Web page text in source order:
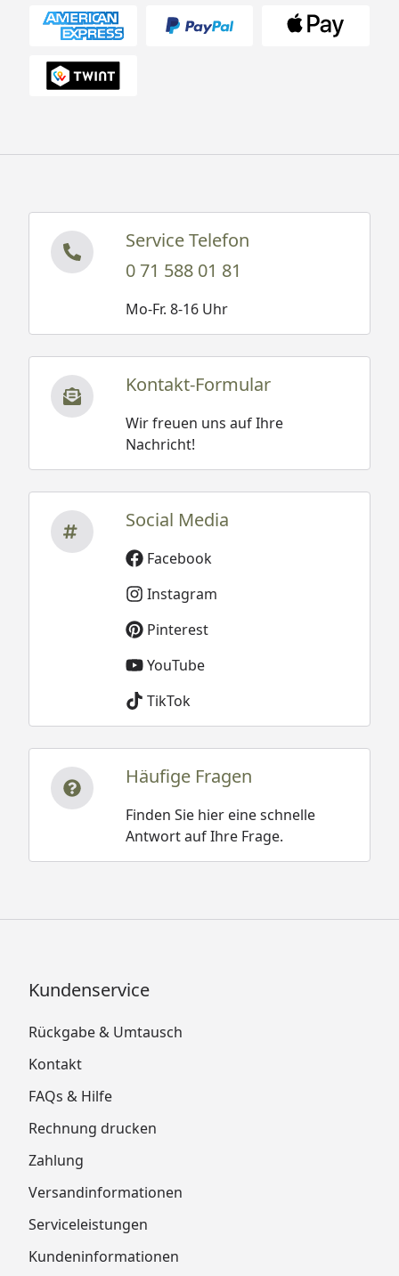
Service Telefon
0 71 588 01 81
Mo-Fr. 8-16 Uhr
Kontakt-Formular
Wir freuen uns auf Ihre
Nachricht!
Social Media
Facebook
Instagram
Pinterest
YouTube
TikTok
Häufige Fragen
Finden Sie hier eine schnelle
Antwort auf Ihre Frage.
Kundenservice
Rückgabe & Umtausch
Kontakt
FAQs & Hilfe
Rechnung drucken
Zahlung
Versandinformationen
Serviceleistungen
Kundeninformationen